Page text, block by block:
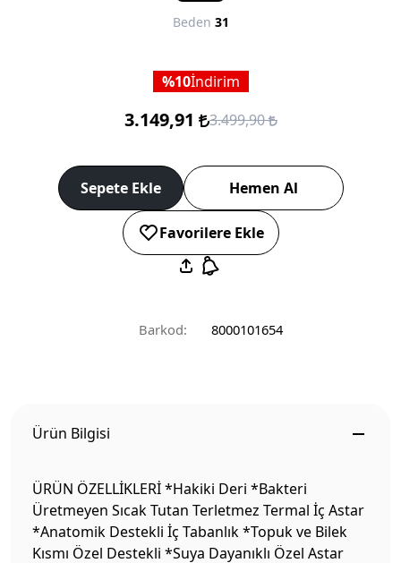
Beden 31
10İndirim
3.149,91 3.499,90
Sepete Ekle Hemen Al
Favorilere Ekle
Barkod: 8000101654
Ürün Bilgisi
ÜRÜN ÖZELLİKLERİ *Hakiki Deri *Bakteri
Üretmeyen Sıcak Tutan Terletmez Termal İç Astar
*Anatomik Destekli İç Tabanlık *Topuk ve Bilek
Kısmı Özel Destekli *Suya Dayanıklı Özel Astar